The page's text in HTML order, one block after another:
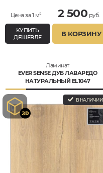
Цена за 1 м² 2 500 руб.
КУПИТЬ
ДЕШЕВЛЕ
В КОРЗИНУ
Ламинат
EVER SENSE ДУБ ЛАВАРЕДО
НАТУРАЛЬНЫЙ EL1047
В НАЛИЧИИ